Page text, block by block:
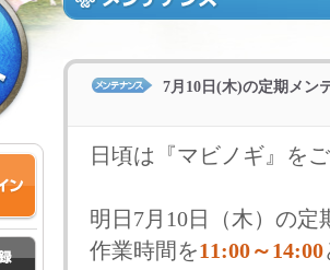
7月10日(木)の定期メン
日頃は『マビノギ』を
明日7月10日（木）の
作業時間を11:00～14:00